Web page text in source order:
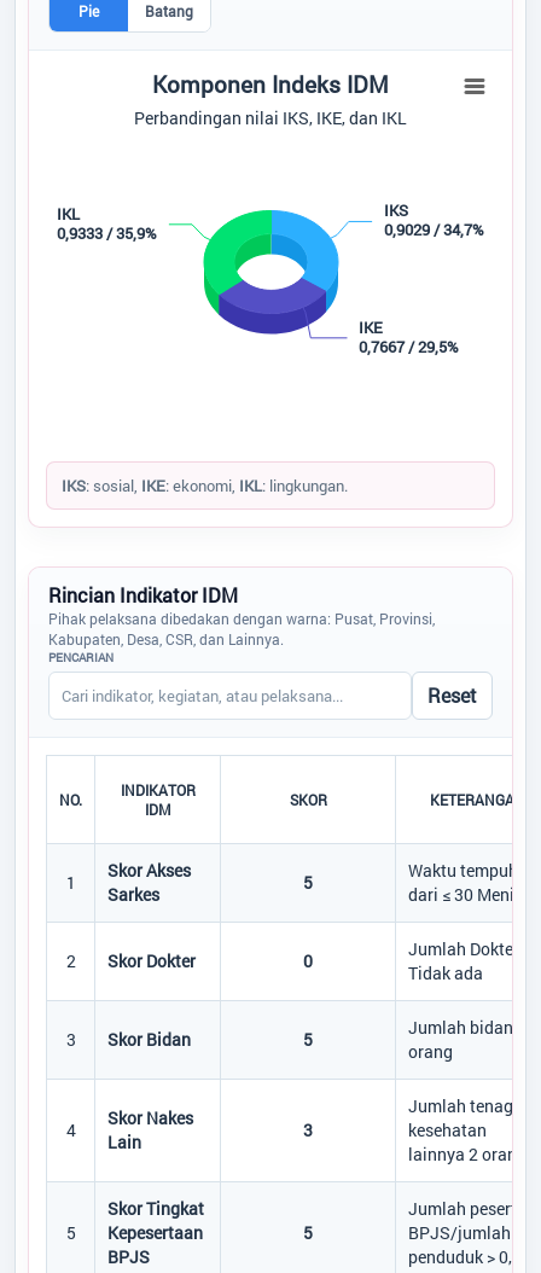
Pie
Batang
Komponen Indeks IDM
Pie chart with 3 slices.
Komponen Indeks IDM
Perbandingan nilai IKS, IKE, dan IKL
IKS
0,9029 / 34,7%
IKE
0,7667 / 29,5%
IKL
0,9333 / 35,9%
End of interactive chart.
IKS: sosial, IKE: ekonomi, IKL: lingkungan.
Rincian Indikator IDM
Pihak pelaksana dibedakan dengan warna: Pusat, Provinsi,
Kabupaten, Desa, CSR, dan Lainnya.
PENCARIAN
Reset
NO.
INDIKATOR
IDM
SKOR KETERANGAN
1
Skor Akses
Sarkes
5
Waktu tempuh
dari ≤ 30 Menit
2 Skor Dokter 0
Jumlah Dokter
Tidak ada
3 Skor Bidan 5
Jumlah bidan ≥ 1
orang
4
Skor Nakes
Lain
3
Jumlah tenaga
kesehatan
lainnya 2 orang
5
Skor Tingkat
Kepesertaan
BPJS
5
Jumlah peserta
BPJS/jumlah
penduduk > 0,75